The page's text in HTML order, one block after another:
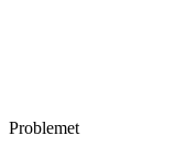
Problemet